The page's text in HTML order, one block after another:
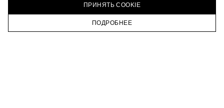
ПРИНЯТЬ COOKIE
ПОДРОБНЕЕ
ГЛАВНАЯ КАТАЛОГ КОРЗИНА ПРОФИЛЬ
ТЕЛЕГРАМ
ПОДПИСАТЬСЯ НА НОВОСТИ